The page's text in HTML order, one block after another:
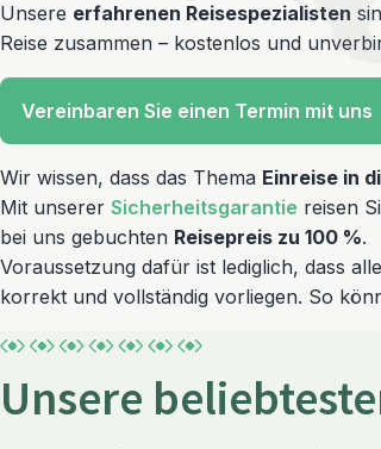
Unsere erfahrenen Reisespezialisten
Reise zusammen – kostenlos und
Vereinbaren Sie einen Termin mit uns
Wir wissen, dass das Thema Einreise in
Mit unserer Sicherheitsgarantie reisen
bei uns gebuchten Reisepreis zu 100 %.
Voraussetzung dafür ist lediglich, dass
korrekt und vollständig vorliegen. So
Unsere